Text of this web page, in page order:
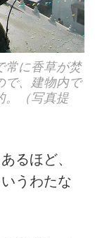
常に香草が焚
で、建物内で
。（写真提
るほど、
うわたな